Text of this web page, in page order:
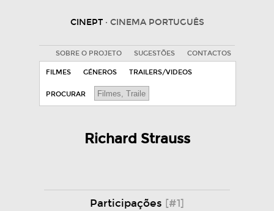
CINEPT · CINEMA PORTUGUÊS
SOBRE O PROJETO SUGESTÕES CONTACTOS
FILMES GÉNEROS TRAILERS/VIDEOS
PROCURAR
Richard Strauss
Participações [#1]